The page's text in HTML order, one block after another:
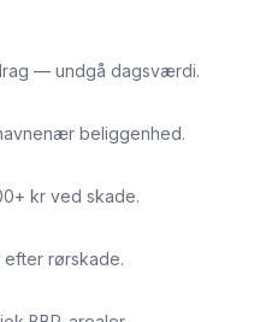
— undgå dagsværdi.
beliggenhed.
kr ved skade.
rørskade.